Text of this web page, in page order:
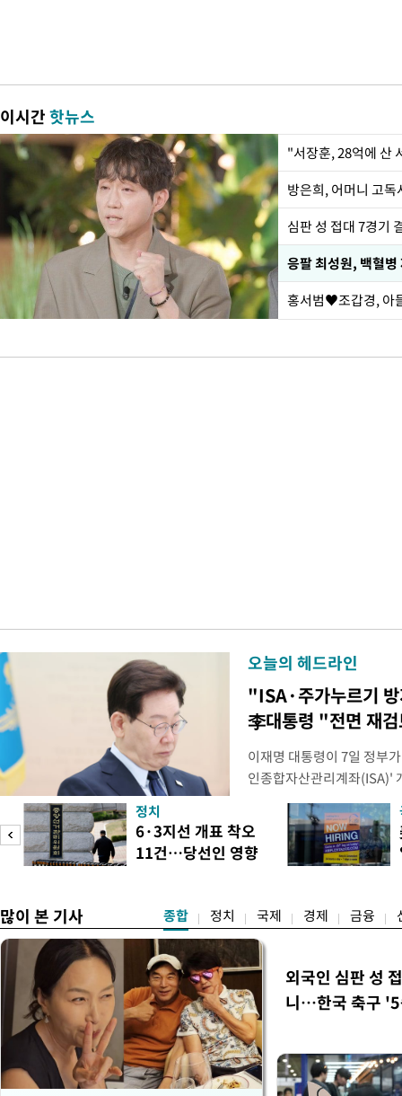
이시간핫뉴스
"서장훈, 28억에 산
방은희, 어머니 고
심판 성 접대 7경기
응팔 최성원, 백혈
홍서범♥조갑경, 아
오늘의 헤드라인
"ISA·주가누르기
李대통령 "전면 재
이재명 대통령이 7일 정부
인종합자산관리계좌(ISA)'
안'을 전면 재검토 할 것을
들과의 상황 점검 회의에서
지법안을 둘러싼 투자자들
았다. 이 자리에서 이 대통
정치
6·3지선 개표 착오
11건…당선인 영향
많이 본 기사 종합 정치 국제 경제 금융
외국인 심판 성
니…한국 축구